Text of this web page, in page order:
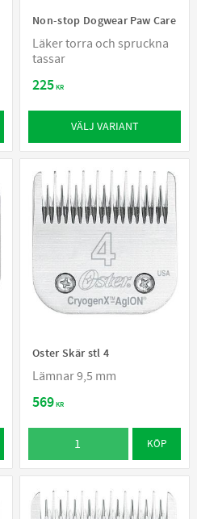
Non-stop Dogwear Paw Care
Läker torra och spruckna
tassar
225KR
VÄLJ VARIANT
Oster Skär stl 4
Lämnar 9,5 mm
569KR
KÖP